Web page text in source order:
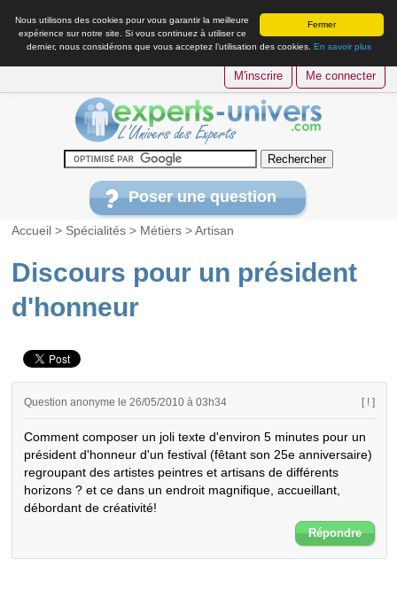
Fermer
Nous utilisons des cookies pour vous garantir la meilleure
expérience sur notre site. Si vous continuez à utiliser ce
dernier, nous considérons que vous acceptez l’utilisation des cookies. En savoir plus
M'inscrire Me connecter
Poser une question
Accueil > Spécialités > Métiers >Artisan
Discours pour un président
d'honneur
Question anonyme le 26/05/2010 à 03h34 [ ! ]
Comment composer un joli texte d'environ 5 minutes pour un
président d'honneur d'un festival (fêtant son 25e anniversaire)
regroupant des artistes peintres et artisans de différents
horizons ? et ce dans un endroit magnifique, accueillant,
débordant de créativité!
Répondre